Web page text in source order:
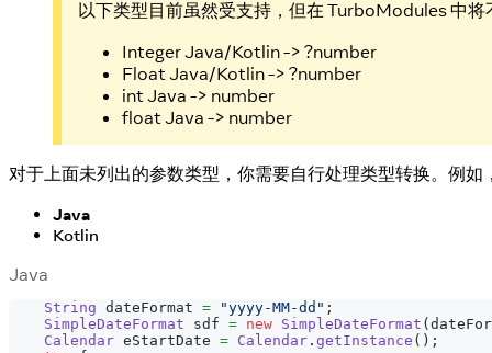
以下类型目前虽然受支持，但在 TurboModules 中将
Integer Java/Kotlin -> ?number
Float Java/Kotlin -> ?number
int Java -> number
float Java -> number
对于上面未列出的参数类型，你需要自行处理类型转换。例
Java
Kotlin
Java
String dateFormat = "yyyy-MM-dd" ;
SimpleDateFormat sdf = new SimpleDateFormat (
Calendar eStartDate = Calendar . getInstance ( ) ;